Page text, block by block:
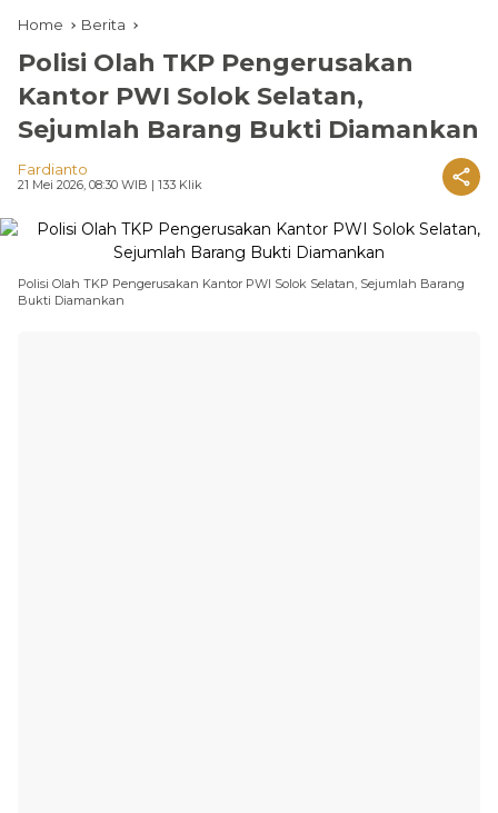
Home Berita
Polisi Olah TKP Pengerusakan
Kantor PWI Solok Selatan,
Sejumlah Barang Bukti Diamankan
Fardianto
21 Mei 2026, 08:30 WIB | 133 Klik
Polisi Olah TKP Pengerusakan Kantor PWI Solok Selatan, Sejumlah Barang
Bukti Diamankan